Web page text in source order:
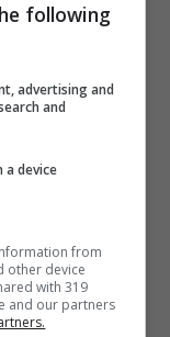
le
di non
Tutto
nata
Ruano. Una
ragion
della
se non
following
advertising and
and
device
from
other device
with 319
and our partners